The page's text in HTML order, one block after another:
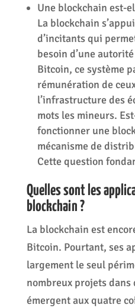
Une blockchain est-
La blockchain
d’incitants qui
besoin d’une
Bitcoin, ce système
rémunération de
l’infrastructure des
mots les mineurs.
fonctionner une
mécanisme de
Cette question
Quelles sont les
blockchain ?
La blockchain est
Bitcoin. Pourtant, ses
largement le seul
nombreux projets dans
émergent aux quatre